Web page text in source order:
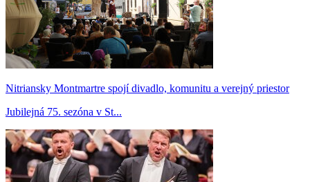
Nitriansky Montmartre spojí divadlo, komunitu a verejný priestor
Jubilejná 75. sezóna v St...